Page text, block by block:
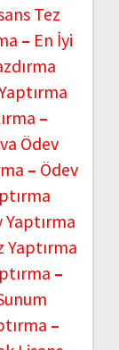
Tez
– En İyi
–
Ödev
– Ödev
Yaptırma
Yaptırma
–
–